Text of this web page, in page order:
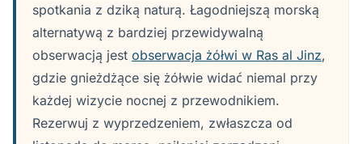
spotkania z dziką naturą. Łagodniejszą morską
alternatywą z bardziej przewidywalną
obserwacją jest obserwacja żółwi w Ras al Jinz,
gdzie gnieżdżące się żółwie widać niemal przy
każdej wizycie nocnej z przewodnikiem.
Rezerwuj z wyprzedzeniem, zwłaszcza od